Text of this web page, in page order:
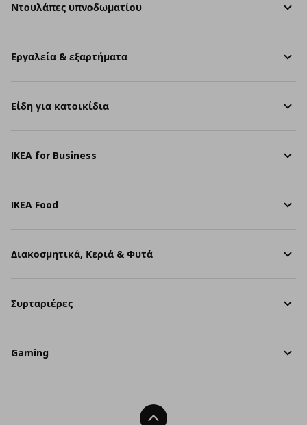
Ντουλάπες υπνοδωματίου
Εργαλεία & εξαρτήματα
Είδη για κατοικίδια
IKEA for Business
IKEA Food
Διακοσμητικά, Κεριά & Φυτά
Συρταριέρες
Gaming
Back To Top